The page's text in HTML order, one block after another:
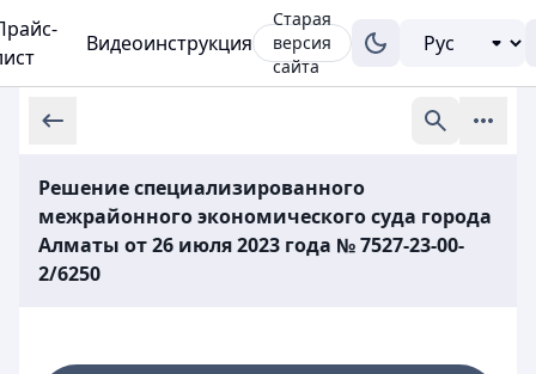
Видеоинструкция
Старая
версия
сайта
Решение специализированного
межрайонного экономического суда города
Алматы от 26 июля 2023 года № 7527-23-00-
2/6250